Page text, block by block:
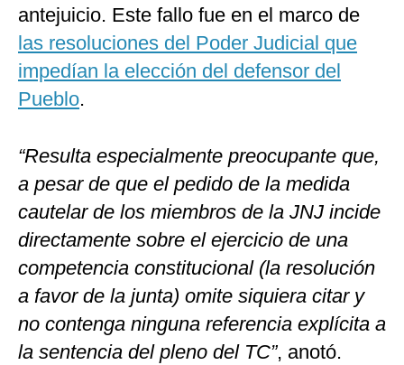
antejuicio. Este fallo fue en el marco de
las resoluciones del Poder Judicial que
impedían la elección del defensor del
Pueblo.
“Resulta especialmente preocupante que,
a pesar de que el pedido de la medida
cautelar de los miembros de la JNJ incide
directamente sobre el ejercicio de una
competencia constitucional (la resolución
a favor de la junta) omite siquiera citar y
no contenga ninguna referencia explícita a
la sentencia del pleno del TC”, anotó.